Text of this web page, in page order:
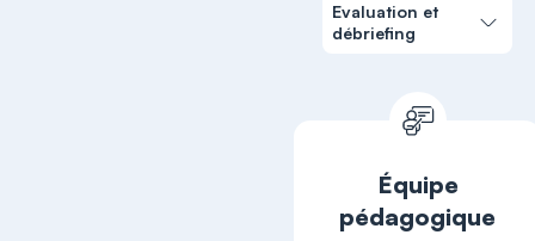
Evaluation et
débriefing
Équipe
pédagogique